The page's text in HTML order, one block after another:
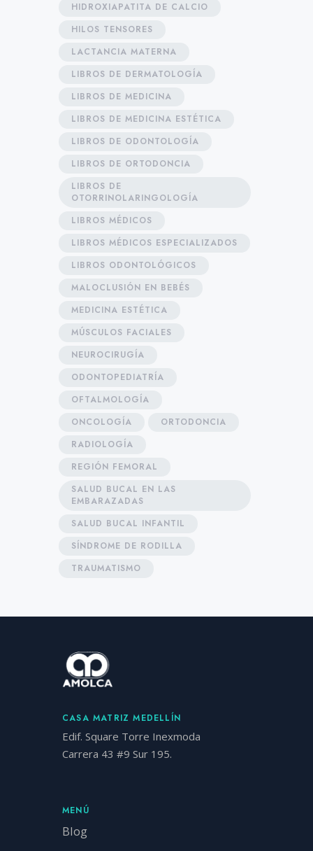
HIDROXIAPATITA DE CALCIO
HILOS TENSORES
LACTANCIA MATERNA
LIBROS DE DERMATOLOGÍA
LIBROS DE MEDICINA
LIBROS DE MEDICINA ESTÉTICA
LIBROS DE ODONTOLOGÍA
LIBROS DE ORTODONCIA
LIBROS DE
OTORRINOLARINGOLOGÍA
LIBROS MÉDICOS
LIBROS MÉDICOS ESPECIALIZADOS
LIBROS ODONTOLÓGICOS
MALOCLUSIÓN EN BEBÉS
MEDICINA ESTÉTICA
MÚSCULOS FACIALES
NEUROCIRUGÍA
ODONTOPEDIATRÍA
OFTALMOLOGÍA
ONCOLOGÍA
ORTODONCIA
RADIOLOGÍA
REGIÓN FEMORAL
SALUD BUCAL EN LAS
EMBARAZADAS
SALUD BUCAL INFANTIL
SÍNDROME DE RODILLA
TRAUMATISMO
CASA MATRIZ MEDELLÍN
Edif. Square Torre Inexmoda
Carrera 43 #9 Sur 195.
MENÚ
Blog